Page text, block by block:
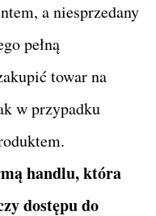
a niesprzedany
pełną
towar na
w przypadku
handlu, która
dostępu do